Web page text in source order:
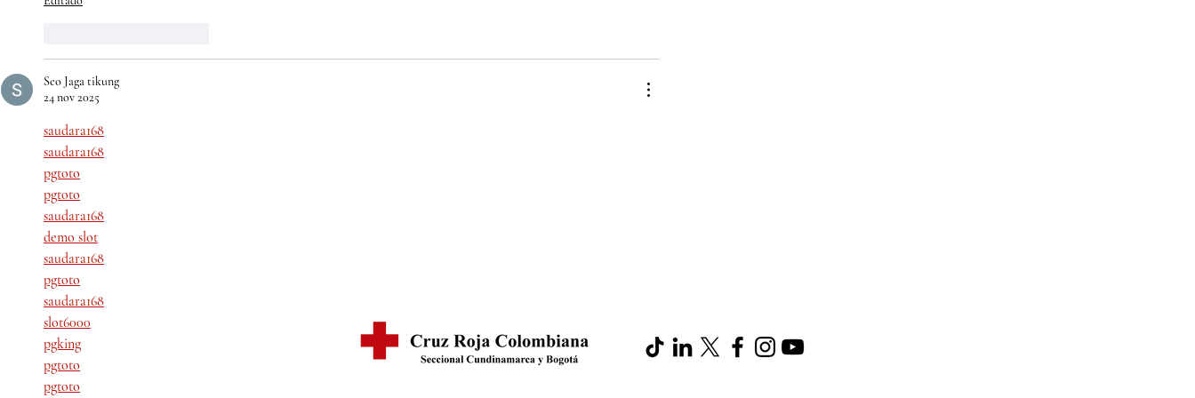
Seo Jaga tikung
24 nov 2025
saudara168
saudara168
pgtoto
pgtoto
saudara168
demo slot
saudara168
pgtoto
saudara168
slot6000
pgking
pgtoto
pgtoto